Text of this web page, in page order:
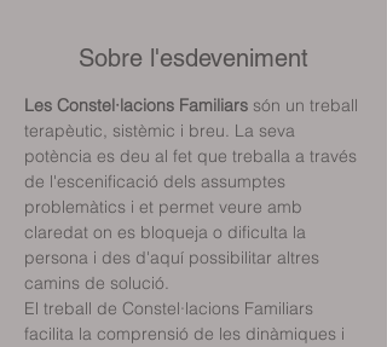
Sobre l'esdeveniment
Les Constel·lacions Familiars són un treball
terapèutic, sistèmic i breu. La seva
potència es deu al fet que treballa a través
de l'escenificació dels assumptes
problemàtics i et permet veure amb
claredat on es bloqueja o dificulta la
persona i des d'aquí possibilitar altres
camins de solució.
El treball de Constel·lacions Familiars
facilita la comprensió de les dinàmiques i